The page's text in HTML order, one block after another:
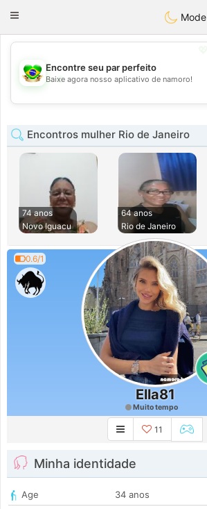
Conversar
Toggle
Mode
💖
💕
Encontre seu par perfeito
Baixe agora nosso aplicativo de namoro!
Encontros mulher Rio de Janeiro
74 anos
Novo Iguacu
64 anos
Rio de Janeiro
0.6/1
Ella81
Muito tempo
11
Minha identidade
Age
34 anos